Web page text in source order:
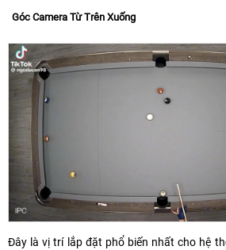
Góc Camera Từ Trên Xuống
Đây là vị trí lắp đặt phổ biến nhất cho hệ